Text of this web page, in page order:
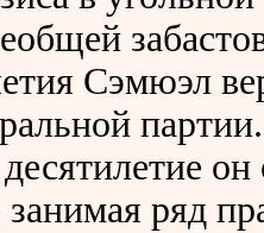
Сэмюэл
партии.
он
ряд